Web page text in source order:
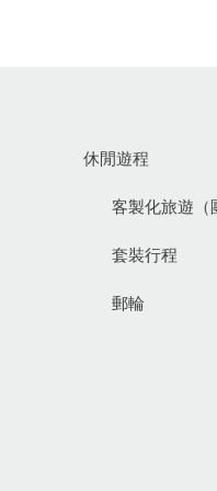
休閒遊程
客製化旅遊（
套裝行程
郵輪